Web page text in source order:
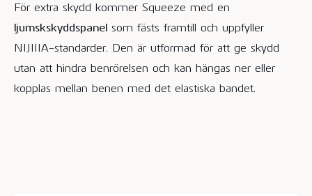
För extra skydd kommer Squeeze med en
ljumskskyddspanel som fästs framtill och uppfyller
NIJIIIA-standarder. Den är utformad för att ge skydd
utan att hindra benrörelsen och kan hängas ner eller
kopplas mellan benen med det elastiska bandet.